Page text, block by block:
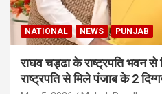
NATIONAL NEWS PUNJAB
राघव चड्ढा के राष्ट्रपति भवन
राष्ट्रपति से मिले पंजाब के 2